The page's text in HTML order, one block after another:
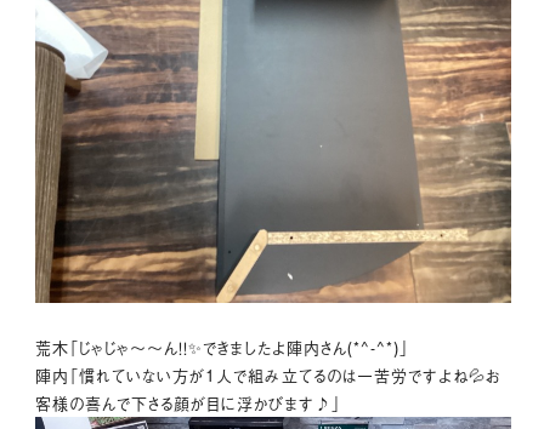
荒木「じゃじゃ～～ん！！✨できましたよ陣内さん(*^-^*)」
陣内「慣れていない方が1人で組み立てるのは一苦労ですよね💦お
客様の喜んで下さる顔が目に浮かびます♪」